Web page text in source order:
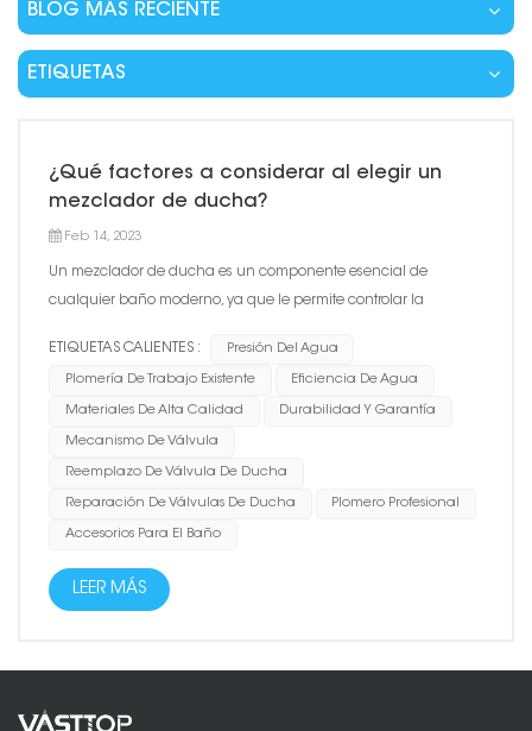
BLOG MÁS RECIENTE
ETIQUETAS
¿Qué factores a considerar al elegir un
mezclador de ducha?
Feb 14, 2023
Un mezclador de ducha es un componente esencial de
cualquier baño moderno, ya que le permite controlar la
mezclador de ducha, hay varios factores a considerar para
asegurarse de obtener el mejor producto para sus
necesidades. 1. Pre...
ETIQUETAS CALIENTES : Presión Del Agua
Plomería De Trabajo Existente Eficiencia De Agua
Materiales De Alta Calidad Durabilidad Y Garantía
Mecanismo De Válvula
Reemplazo De Válvula De Ducha
Reparación De Válvulas De Ducha Plomero Profesional
Accesorios Para El Baño
LEER MÁS